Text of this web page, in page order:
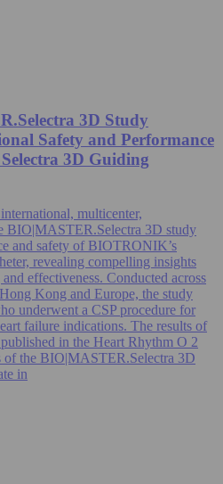
3D Study
Safety and Performance
3D Guiding
multicenter,
BIO|MASTER.Selectra 3D study
and safety of BIOTRONIK’s
revealing compelling insights
effectiveness. Conducted across
Kong and Europe, the study
underwent a CSP procedure for
failure indications. The results of
in the Heart Rhythm O 2
the BIO|MASTER.Selectra 3D
in